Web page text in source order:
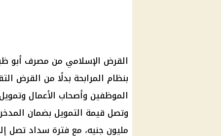
القرض الإسلامي من مصرف أبو
بنظام المرابحة بدلًا من القرض
الموظفين وأصحاب الأعمال